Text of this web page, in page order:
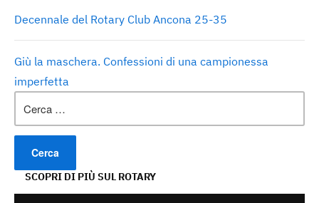
Decennale del Rotary Club Ancona 25-35
Giù la maschera. Confessioni di una campionessa
imperfetta
per:
SCOPRI DI PIÙ SUL ROTARY